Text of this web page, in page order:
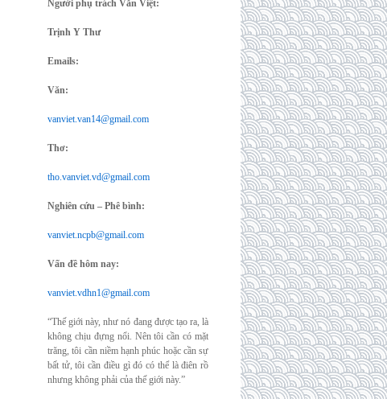
Người phụ trách Văn Việt:
Trịnh Y Thư
Emails:
Văn:
vanviet.van14@gmail.com
Thơ:
tho.vanviet.vd@gmail.com
Nghiên cứu – Phê bình:
vanviet.ncpb@gmail.com
Vấn đề hôm nay:
vanviet.vdhn1@gmail.com
“Thế giới này, như nó đang được tạo ra, là
không chịu đựng nổi. Nên tôi cần có mặt
trăng, tôi cần niềm hạnh phúc hoặc cần sự
bất tử, tôi cần điều gì đó có thể là điên rồ
nhưng không phải của thế giới này.”